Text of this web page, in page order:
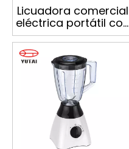
Licuadora comercial
eléctrica portátil con
jarra de plástico de
1,5 L.